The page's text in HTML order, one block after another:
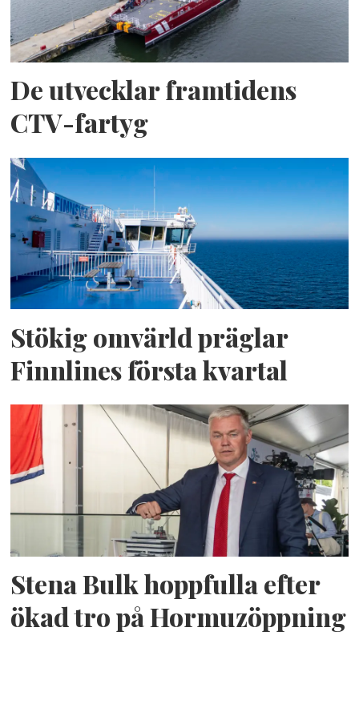
De utvecklar framtidens
CTV-fartyg
Stökig omvärld präglar
Finnlines första kvartal
Stena Bulk hoppfulla efter
ökad tro på Hormuzöppning